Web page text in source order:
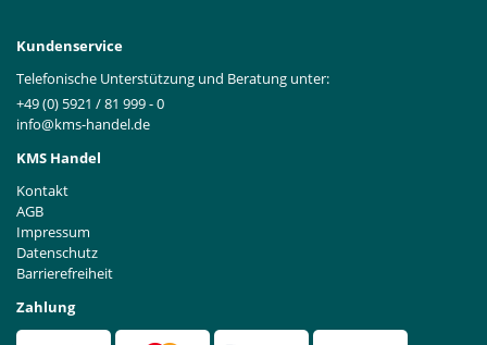
Kundenservice
Telefonische Unterstützung und Beratung unter:
+49 (0) 5921 / 81 999 - 0
info@kms-handel.de
KMS Handel
Kontakt
AGB
Impressum
Datenschutz
Barrierefreiheit
Zahlung